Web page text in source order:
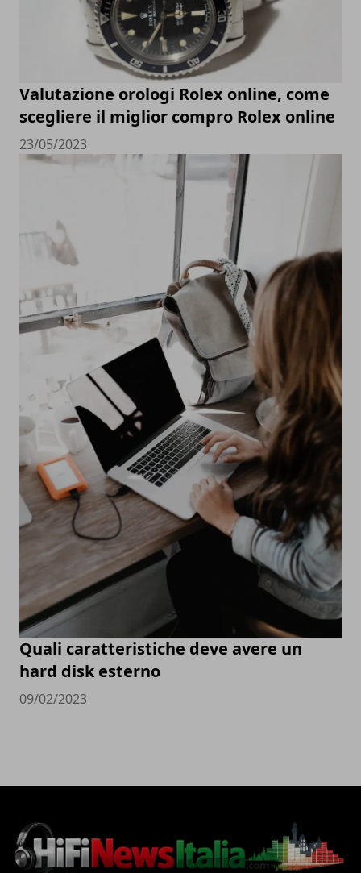
Valutazione orologi Rolex online, come
scegliere il miglior compro Rolex online
23/05/2023
Quali caratteristiche deve avere un
hard disk esterno
09/02/2023